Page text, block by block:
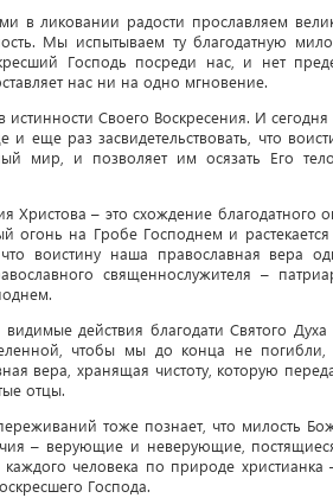
в ликовании радости прославляем
Мы испытываем ту благодатную
Господь посреди нас, и нет
нас ни на одно мгновение.
Своего Воскресения. И
еще раз засвидетельствовать, что
мир, и позволяет им осязать Его
Христова – это схождение благодатного
огонь на Гробе Господнем и
воистину наша православная вера
священнослужителя –
действия благодати Святого
чтобы мы до конца не
вера, хранящая чистоту, которую
отцы.
тоже познает, что милость
– верующие и неверующие,
каждого человека по природе христианка
Господа.